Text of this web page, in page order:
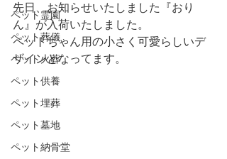
ペット霊園
ペット葬儀
ペット火葬
ペット供養
ペット埋葬
ペット墓地
ペット納骨堂
先日、お知らせいたしました『おり
ん』が入荷いたしました。
ペットちゃん用の小さく可愛らしいデ
ザインとなってます。